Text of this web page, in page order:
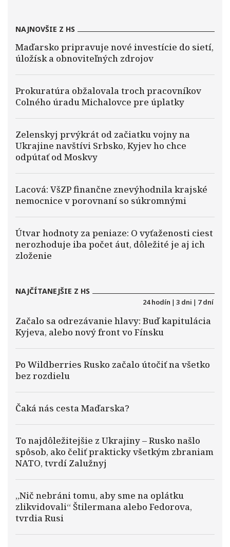
NAJNOVŠIE Z HS
Maďarsko pripravuje nové investície do sietí,
úložísk a obnoviteľných zdrojov
Prokuratúra obžalovala troch pracovníkov
Colného úradu Michalovce pre úplatky
Zelenskyj prvýkrát od začiatku vojny na
Ukrajine navštívi Srbsko, Kyjev ho chce
odpútať od Moskvy
Lacová: VšZP finančne znevýhodnila krajské
nemocnice v porovnaní so súkromnými
Útvar hodnoty za peniaze: O vyťaženosti ciest
nerozhoduje iba počet áut, dôležité je aj ich
zloženie
NAJČÍTANEJŠIE Z HS
24 hodín | 3 dni | 7 dní
Začalo sa odrezávanie hlavy: Buď kapitulácia
Kyjeva, alebo nový front vo Fínsku
Po Wildberries Rusko začalo útočiť na všetko
bez rozdielu
Čaká nás cesta Maďarska?
To najdôležitejšie z Ukrajiny – Rusko našlo
spôsob, ako čeliť prakticky všetkým zbraniam
NATO, tvrdí Zalužnyj
„Nič nebráni tomu, aby sme na oplátku
zlikvidovali“ Štilermana alebo Fedorova,
tvrdia Rusi